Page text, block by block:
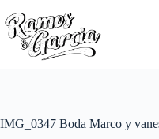
IMG_0347 Boda Marco y